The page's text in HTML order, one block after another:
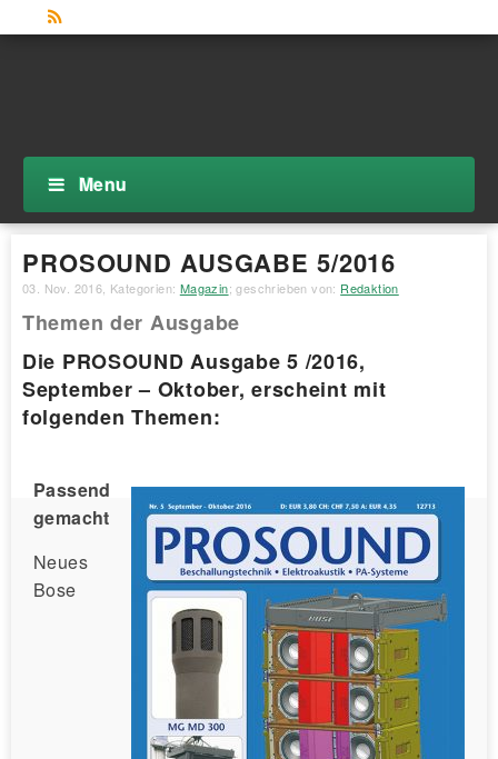
Menu
PROSOUND AUSGABE 5/2016
03. Nov. 2016 , Kategorien: Magazin; geschrieben von: Redaktion
Themen der Ausgabe
Die PROSOUND Ausgabe 5 /2016,
September – Oktober, erscheint mit
folgenden Themen:
Passend
gemacht
Neues
Bose